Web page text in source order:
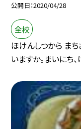
公開日 2020/04/28
全校
ほけんしつから まち
いますか。まいにち、